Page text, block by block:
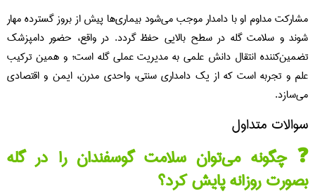
مداوم او با دامدار موجب می‌شود بیماری‌ها پیش از بروز گسترده مهار
و سلامت گله در سطح بالایی حفظ گردد. در واقع، حضور دامپزشک
انتقال دانش علمی به مدیریت عملی گله است؛ و همین ترکیب
و تجربه است که از یک دامداری سنتی، واحدی مدرن، ایمن و اقتصادی
متداول
چگونه می‌توان سلامت گوسفندان را در گله
روزانه پایش کرد؟